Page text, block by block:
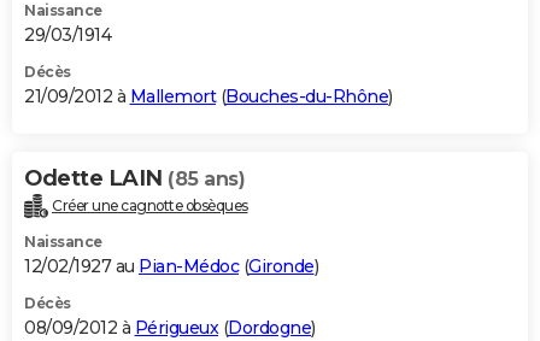
Naissance
29/03/1914
Décès
21/09/2012 à Mallemort(Bouches-du-Rhône)
Odette LAIN (85 ans)
Créer une cagnotte obsèques
Naissance
12/02/1927 au Pian-Médoc(Gironde)
Décès
08/09/2012 à Périgueux(Dordogne)